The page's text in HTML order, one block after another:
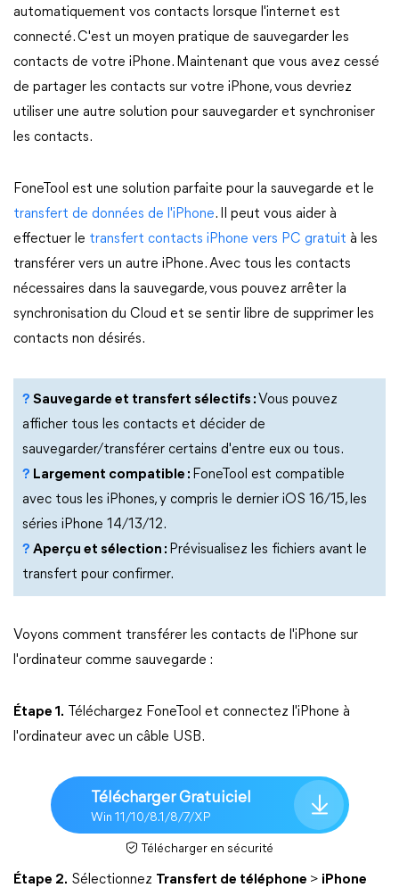
automatiquement vos contacts lorsque l'internet est
connecté. C'est un moyen pratique de sauvegarder les
contacts de votre iPhone. Maintenant que vous avez cessé
de partager les contacts sur votre iPhone, vous devriez
utiliser une autre solution pour sauvegarder et synchroniser
les contacts.
FoneTool est une solution parfaite pour la sauvegarde et le
transfert de données de l'iPhone. Il peut vous aider à
effectuer le transfert contacts iPhone vers PC gratuit à les
transférer vers un autre iPhone. Avec tous les contacts
nécessaires dans la sauvegarde, vous pouvez arrêter la
synchronisation du Cloud et se sentir libre de supprimer les
contacts non désirés.
? Sauvegarde et transfert sélectifs : Vous pouvez
afficher tous les contacts et décider de
sauvegarder/transférer certains d'entre eux ou tous.
? Largement compatible : FoneTool est compatible
avec tous les iPhones, y compris le dernier iOS 16/15, les
séries iPhone 14/13/12.
? Aperçu et sélection : Prévisualisez les fichiers avant le
transfert pour confirmer.
Voyons comment transférer les contacts de l'iPhone sur
l'ordinateur comme sauvegarde :
Étape 1. Téléchargez FoneTool et connectez l'iPhone à
l'ordinateur avec un câble USB.
Télécharger Gratuiciel
Win 11/10/8.1/8/7/XP
Télécharger en sécurité
Étape 2. Sélectionnez Transfert de téléphone > iPhone